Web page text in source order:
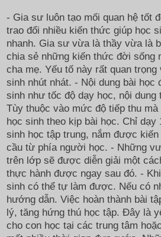
- Gia sư luôn tạo mối quan hệ tốt
trao đổi nhiều kiến thức giúp học
nhanh. Gia sư vừa là thầy vừa là
chia sẻ những kiến thức đời
cha mẹ. Yếu tố này rất quan
sinh nhút nhát. - Nội dung bài
sinh như tốc độ dạy học, nội
Tùy thuộc vào mức độ tiếp thu
học sinh theo kịp bài học. Chỉ
sinh học tập trung, nắm được
cầu từ phía người học. - Những
trên lớp sẽ được diễn giải một
thực hành được ngay sau đó. -
sinh có thể tự làm được. Nếu có
hướng dẫn. Việc hoàn thành bài
lý, tăng hứng thú học tập. Đây là
cho con học tại các trung tâm